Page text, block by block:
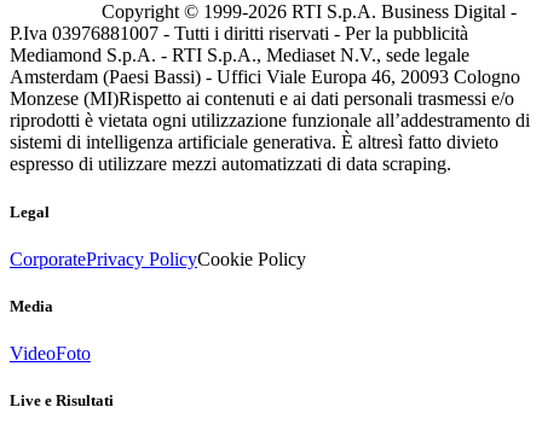
Copyright © 1999-2026 RTI S.p.A. Business Digital -
P.Iva 03976881007 - Tutti i diritti riservati - Per la pubblicità
Mediamond S.p.A. - RTI S.p.A., Mediaset N.V., sede legale
Amsterdam (Paesi Bassi) - Uffici Viale Europa 46, 20093 Cologno
Monzese (MI)Rispetto ai contenuti e ai dati personali trasmessi e/o
riprodotti è vietata ogni utilizzazione funzionale all’addestramento di
sistemi di intelligenza artificiale generativa. È altresì fatto divieto
espresso di utilizzare mezzi automatizzati di data scraping.
Legal
CorporatePrivacy PolicyCookie Policy
Media
VideoFoto
Live e Risultati